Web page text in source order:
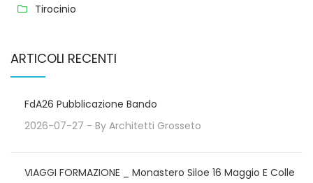
Tirocinio
ARTICOLI RECENTI
FdA26 Pubblicazione Bando
2026-07-27 - By Architetti Grosseto
VIAGGI FORMAZIONE _ Monastero Siloe 16 Maggio E Colle